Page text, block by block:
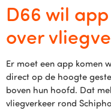
D66 wil
over
Er moet een app komen
direct op de hoogte
boven hun hoofd. Dat
vliegverkeer rond